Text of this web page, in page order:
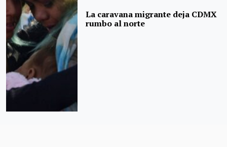
La caravana migrante deja CDMX
rumbo al norte